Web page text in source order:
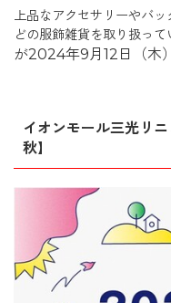
上品なアクセサリーやバ
どの服飾雑貨を取り扱って
が2024年9月12日（木
イオンモール三光リ
秋】